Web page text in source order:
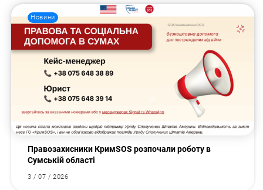
Новини
Правозахисники КримSOS розпочали роботу в
Сумській області
3 / 07 / 2026